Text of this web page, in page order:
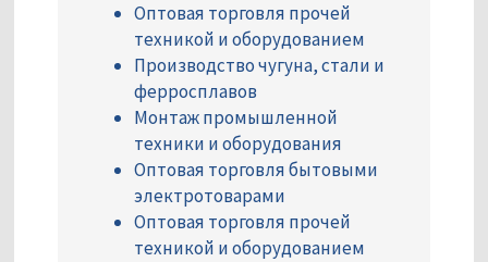
Оптовая торговля прочей
техникой и оборудованием
Производство чугуна, стали и
ферросплавов
Монтаж промышленной
техники и оборудования
Оптовая торговля бытовыми
электротоварами
Оптовая торговля прочей
техникой и оборудованием